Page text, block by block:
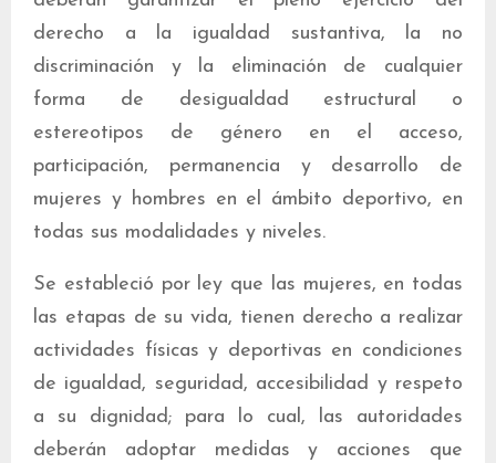
derecho a la igualdad sustantiva, la no
discriminación y la eliminación de cualquier
forma de desigualdad estructural o
estereotipos de género en el acceso,
participación, permanencia y desarrollo de
mujeres y hombres en el ámbito deportivo, en
todas sus modalidades y niveles.
Se estableció por ley que las mujeres, en todas
las etapas de su vida, tienen derecho a realizar
actividades físicas y deportivas en condiciones
de igualdad, seguridad, accesibilidad y respeto
a su dignidad; para lo cual, las autoridades
deberán adoptar medidas y acciones que